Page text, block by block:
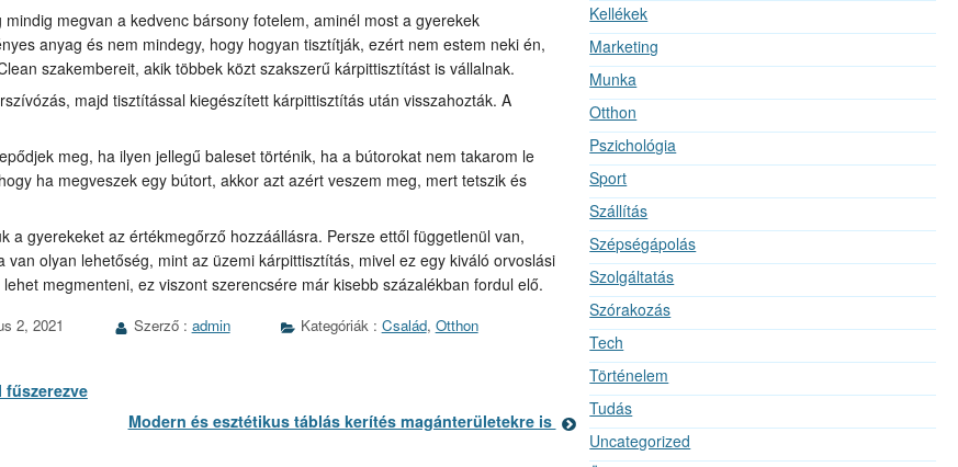
megvan a kedvenc bársony fotelem, aminél most a gyerekek
anyag és nem mindegy, hogy hogyan tisztítják, ezért nem estem neki én,
szakembereit, akik többek közt szakszerű kárpittisztítást is vállalnak.
majd tisztítással kiegészített kárpittisztítás után visszahozták. A
meg, ha ilyen jellegű baleset történik, ha a bútorokat nem takarom le
ha megveszek egy bútort, akkor azt azért veszem meg, mert tetszik és
gyerekeket az értékmegőrző hozzáállásra. Persze ettől függetlenül van,
olyan lehetőség, mint az üzemi kárpittisztítás, mivel ez egy kiváló orvoslási
megmenteni, ez viszont szerencsére már kisebb százalékban fordul elő.
2, 2021 Szerző : admin Kategóriák : Család, Otthon
fűszerezve
Következő
Modern és esztétikus táblás kerítés magánterületekre is
Kellékek
Marketing
Munka
Otthon
Pszichológia
Sport
Szállítás
Szépségápolás
Szolgáltatás
Szórakozás
Tech
Történelem
Tudás
Uncategorized